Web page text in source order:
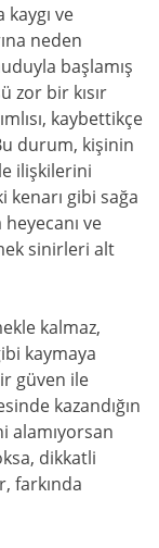
ve
neden
başlamış
zor bir kısır
kaybettikçe
durum, kişinin
ilişkilerini
kenarı gibi sağa
ve
sinirleri alt
kalmaz,
kaymaya
güven ile
kazandığın
alamıyorsan
dikkatli
farkında